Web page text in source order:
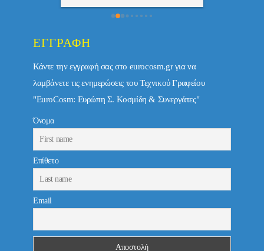
ΕΓΓΡΑΦΉ
Κάντε την εγγραφή σας στο eurocosm.gr για να
λαμβάνετε τις ενημερώσεις του Τεχνικού Γραφείου
"EuroCosm: Ευρώπη Σ. Κοσμίδη & Συνεργάτες"
Όνομα
Επίθετο
Email